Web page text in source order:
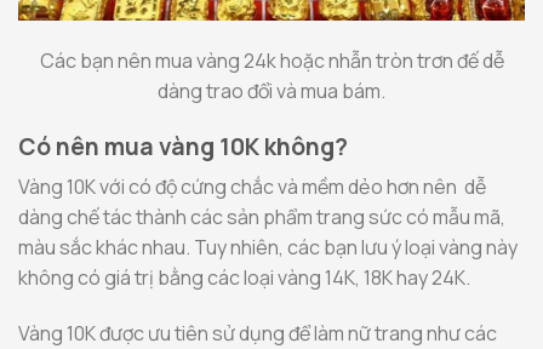
Các bạn nên mua vàng 24k hoặc nhẫn tròn trơn đế dễ
dàng trao đổi và mua bám.
Có nên mua vàng 10K không?
Vàng 10K với có độ cứng chắc và mềm dẻo hơn nên dễ
dàng chế tác thành các sản phẩm trang sức có mẫu mã,
màu sắc khác nhau. Tuy nhiên, các bạn lưu ý loại vàng này
không có giá trị bằng các loại vàng 14K, 18K hay 24K.
Vàng 10K được ưu tiên sử dụng để làm nữ trang như các